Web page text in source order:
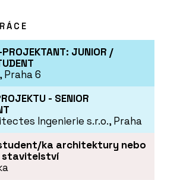
PROJEKTANT: JUNIOR /
Praha 6
- SENIOR
Ingenierie s.r.o., Praha
ka architektury nebo
stavitelství